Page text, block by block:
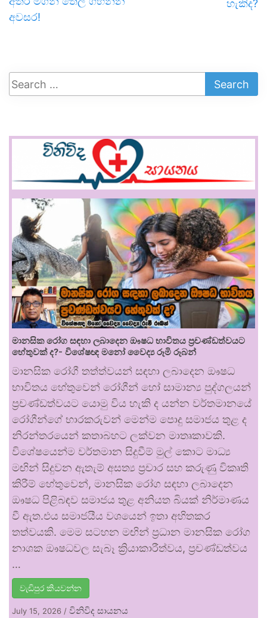
අවසර!
හැකිද?
මානසික රෝග සඳහා ලබාදෙන ඖෂධ භාවිතය ප්‍රචණ්ඩත්වයට
හේතුවක් ද?- විශේෂඥ මනෝ වෛද්‍ය රූමි රූබන්
මානසික රෝගී තත්ත්වයන් සඳහා ලබාදෙන ඖෂධ
භාවිතය හේතුවෙන් රෝගීන් හෝ සාමාන්‍ය පුද්ගලයන්
ප්‍රචණ්ඩත්වයට යොමු විය හැකි ද යන්න වර්තමානයේ
රෝගීන්ගේ භාරකරුවන් මෙන්ම පොදු සමාජය තුළ ද
නිරන්තරයෙන් කතාබහට ලක්වන මාතෘකාවකි.
විශේෂයෙන්ම වර්තමාන සිදුවීම් මුල් කොට මාධ්‍ය
මඟින් සිදුවන ඇතැම් අසත්‍ය ප්‍රචාර සහ කරුණු විකෘති
කිරීම් හේතුවෙන්, මානසික රෝග සඳහා ලබාදෙන
ඖෂධ පිළිබඳව සමාජය තුළ අනියත බියක් නිර්මාණය
වී ඇත.එය සමාජයීය වශයෙන් ඉතා අහිතකර
තත්වයකි. මෙම සටහන මඟින් ප්‍රධාන මානසික රෝග
නාශක ඖෂධවල සැබෑ ක්‍රියාකාරීත්වය, ප්‍රචණ්ඩත්වය
…
වැඩිපුර කියවන්න
July 15, 2026 / විනිවිද සායනය